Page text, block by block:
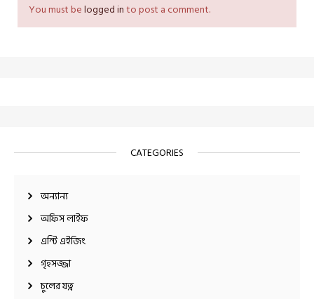
CATEGORIES
অন্যান্য
অফিস লাইফ
এন্টি এইজিং
গৃহসজ্জা
চুলের যত্ন
You must belogged into post a comment.